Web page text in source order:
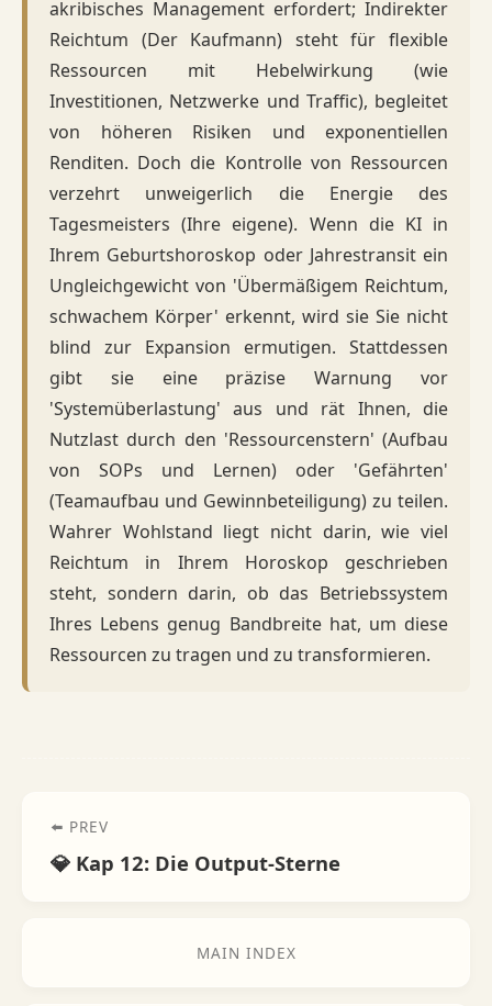
akribisches Management erfordert; Indirekter
Reichtum (Der Kaufmann) steht für flexible
Ressourcen mit Hebelwirkung (wie
Investitionen, Netzwerke und Traffic), begleitet
von höheren Risiken und exponentiellen
Renditen. Doch die Kontrolle von Ressourcen
verzehrt unweigerlich die Energie des
Tagesmeisters (Ihre eigene). Wenn die KI in
Ihrem Geburtshoroskop oder Jahrestransit ein
Ungleichgewicht von 'Übermäßigem Reichtum,
schwachem Körper' erkennt, wird sie Sie nicht
blind zur Expansion ermutigen. Stattdessen
gibt sie eine präzise Warnung vor
'Systemüberlastung' aus und rät Ihnen, die
Nutzlast durch den 'Ressourcenstern' (Aufbau
von SOPs und Lernen) oder 'Gefährten'
(Teamaufbau und Gewinnbeteiligung) zu teilen.
Wahrer Wohlstand liegt nicht darin, wie viel
Reichtum in Ihrem Horoskop geschrieben
steht, sondern darin, ob das Betriebssystem
Ihres Lebens genug Bandbreite hat, um diese
Ressourcen zu tragen und zu transformieren.
⬅️ PREV
💎 Kap 12: Die Output-Sterne
MAIN INDEX